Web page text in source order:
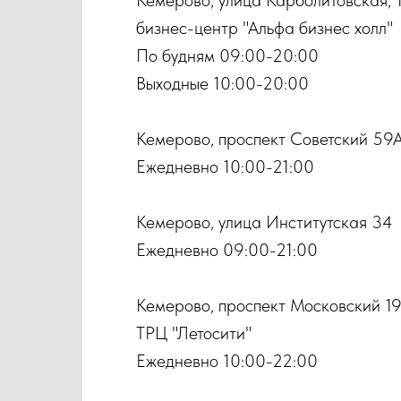
бизнес-центр "Альфа бизнес холл"
По будням 09:00-20:00
Выходные 10:00-20:00
Кемерово, проспект Советский
Ежедневно 10:00-21:00
Кемерово, улица Институтская 34
Ежедневно 09:00-21:00
Кемерово, проспект Московский 19
ТРЦ "Летосити"
Ежедневно 10:00-22:00